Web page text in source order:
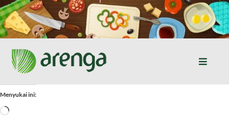
Skip
to
content
Toggle
Home
Menyukai ini:
Memuat...